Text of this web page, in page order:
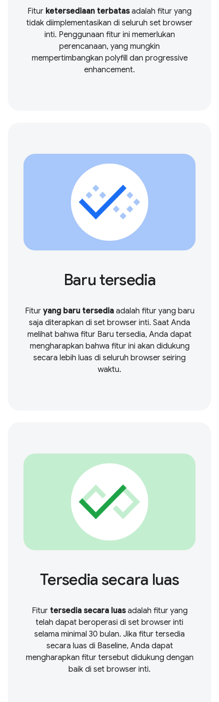
Fitur ketersediaan terbatasadalah fitur yang
tidak diimplementasikan di seluruh set browser
inti. Penggunaan fitur ini memerlukan
perencanaan, yang mungkin
mempertimbangkan polyfill dan progressive
enhancement.
Baru tersedia
Fitur yang baru tersediaadalah fitur yang baru
saja diterapkan di set browser inti. Saat Anda
melihat bahwa fitur Baru tersedia, Anda dapat
mengharapkan bahwa fitur ini akan didukung
secara lebih luas di seluruh browser seiring
waktu.
Tersedia secara luas
Fitur tersedia secara luasadalah fitur yang
telah dapat beroperasi di set browser inti
selama minimal 30 bulan. Jika fitur tersedia
secara luas di Baseline, Anda dapat
mengharapkan fitur tersebut didukung dengan
baik di set browser inti.